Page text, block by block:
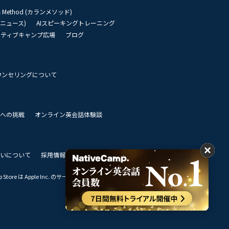
Method (カランメソッド)
ュース)
AIスピーキングトレーニング
ィブキャンプ広場
ブログ
ンセリングについて
の挑戦
オンライン英会話体験談
について 採用情報 私達のビジョン
は Apple Inc. のサービスマークです。